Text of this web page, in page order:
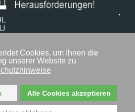
Cookies, um Ihnen die
unserer Website zu
Alle Cookies akzeptieren